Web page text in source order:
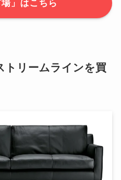
場」はこちら
トリームラインを買